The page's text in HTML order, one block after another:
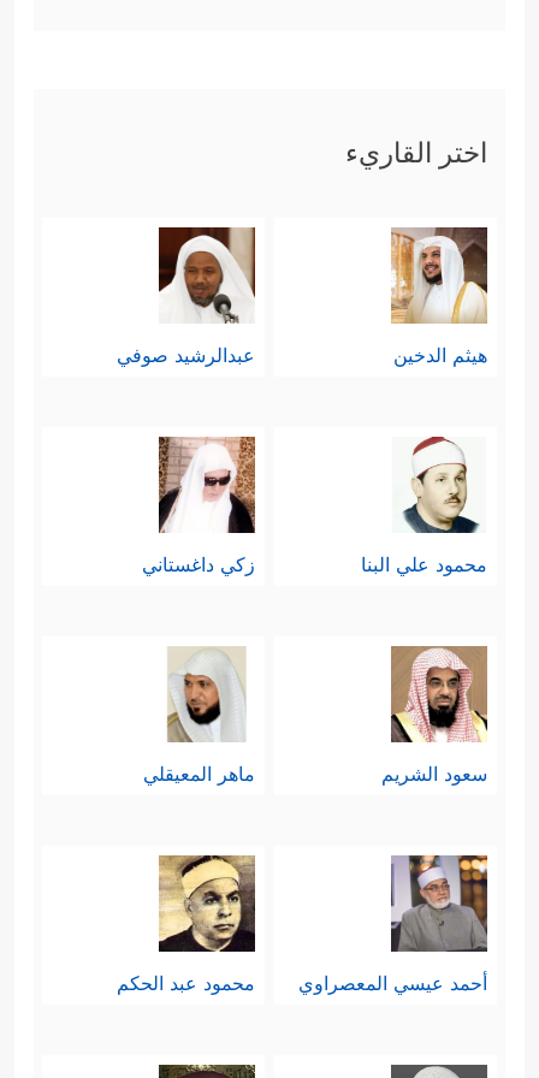
رسول اللهﷺ
في تبليغ الرسالة، وموقعه
المؤمنين، وبعض الأحكام والتوجيهات
المناسبة لهذا السياق:
أولًا: استهلَّت السورة بوصيَّة التقوَى،
ووحيِه، والنهي عن طاعة الكافرين
والمنافقين، وهي وصيةٌ للأُمَّة كلّها في
شخص نبيِّها
﴿یَــٰۤـأَیُّهَا ٱلنَّبِیُّ ٱتَّقِ ٱللَّهَ ۚ وَلَا
تُطِعِ ٱلۡكَـٰفِرِینَ وَٱلۡمُنَـٰفِقِینَ ۗ إِنَّ ٱللَّهَ كَانَ عَلِیمًا حَكِیمࣰا
﴿١﴾
وَٱتَّبِعۡ مَا یُوحَىٰۤ إِلَیۡكَ مِن رَّبِّكَۚ إِنَّ ٱللَّهَ كَانَ بِمَا
تَعۡمَلُونَ خَبِیرࣰا﴾
من طرف الكافرين وأحزابهم
ومُنافقيهم، جاء التوجيهُ بأهميَّة التوكُّل
اختر القاريء
هيثم الدخين عبدالرشيد صوفي
محمود علي البنا زكي داغستاني
سعود الشريم ماهر المعيقلي
أحمد عيسي المعصراوي محمود عبد الحكم